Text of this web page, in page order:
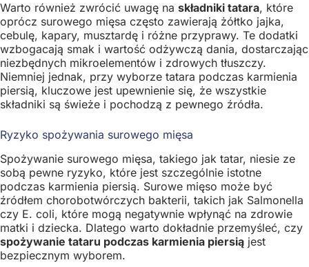
Warto również zwrócić uwagę na składniki tatara, które
oprócz surowego mięsa często zawierają żółtko jajka,
cebulę, kapary, musztardę i różne przyprawy. Te dodatki
wzbogacają smak i wartość odżywczą dania, dostarczając
niezbędnych mikroelementów i zdrowych tłuszczy.
Niemniej jednak, przy wyborze tatara podczas karmienia
piersią, kluczowe jest upewnienie się, że wszystkie
składniki są świeże i pochodzą z pewnego źródła.
Ryzyko spożywania surowego mięsa
Spożywanie surowego mięsa, takiego jak tatar, niesie ze
sobą pewne ryzyko, które jest szczególnie istotne
podczas karmienia piersią. Surowe mięso może być
źródłem chorobotwórczych bakterii, takich jak Salmonella
czy E. coli, które mogą negatywnie wpłynąć na zdrowie
matki i dziecka. Dlatego warto dokładnie przemyśleć, czy
spożywanie tataru podczas karmienia piersią jest
bezpiecznym wyborem.